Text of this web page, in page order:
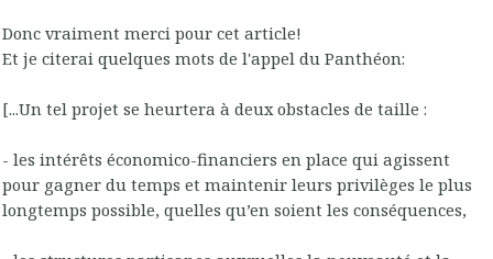
Donc vraiment merci pour cet article!
Et je citerai quelques mots de l'appel du Panthéon:
[...Un tel projet se heurtera à deux obstacles de taille :
- les intérêts économico-financiers en place qui agissent
pour gagner du temps et maintenir leurs privilèges le plus
longtemps possible, quelles qu’en soient les conséquences,